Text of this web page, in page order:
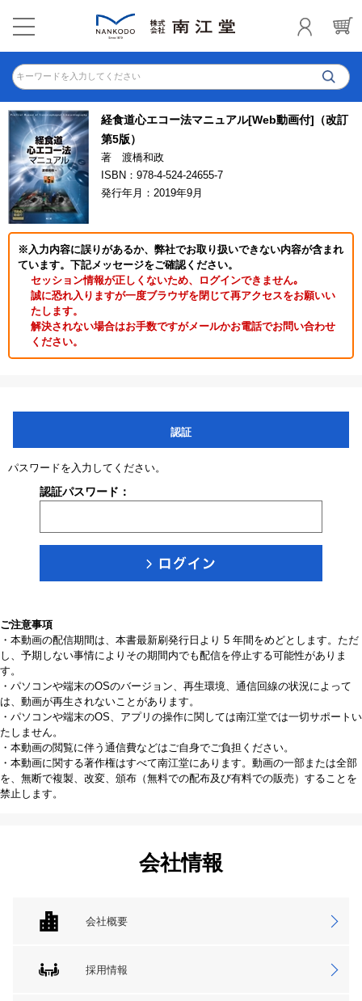
キーワードを入力してください
経食道心エコー法マニュアル[Web動画付]（改訂
第5版）
著 渡橋和政
ISBN：978-4-524-24655-7
発行年月：2019年9月
※入力内容に誤りがあるか、弊社でお取り扱いできない内容が含まれ
ています。下記メッセージをご確認ください。
セッション情報が正しくないため、ログインできません｡
誠に恐れ入りますが一度ブラウザを閉じて再アクセスをお願いい
たします。
解決されない場合はお手数ですがメールかお電話でお問い合わせ
ください。
認証
パスワードを入力してください。
認証パスワード：
ご注意事項
・本動画の配信期間は、本書最新刷発行日より 5 年間をめどとします。ただ
し、予期しない事情によりその期間内でも配信を停止する可能性がありま
す。
・パソコンや端末のOSのバージョン、再生環境、通信回線の状況によって
は、動画が再生されないことがあります。
・パソコンや端末のOS、アプリの操作に関しては南江堂では一切サポートい
たしません。
・本動画の閲覧に伴う通信費などはご自身でご負担ください。
・本動画に関する著作権はすべて南江堂にあります。動画の一部または全部
を、無断で複製、改変、頒布（無料での配布及び有料での販売）することを
禁止します。
会社情報
会社概要
採用情報